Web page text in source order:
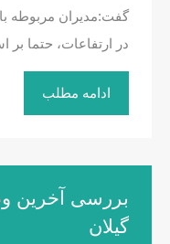
گفت:مدیران مربوطه
در ارتفاعات، حتما
ادامه مطلب
بررسی آخرین
گیلان